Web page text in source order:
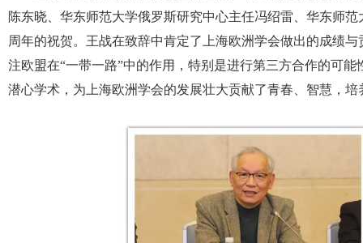
陈东晓、华东师范大学俄罗斯研究中心主任冯绍雷、华东师
周年的祝贺。王战在致辞中肯定了上海欧洲学会做出的成绩
注欧盟在“一带一路”中的作用，特别是进行第三方合作的可
潜心学术，为上海欧洲学会的发展壮大贡献了青春、智慧，培